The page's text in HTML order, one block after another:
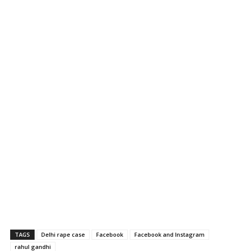
TAGS Delhi rape case Facebook
Facebook and Instagram
rahul gandhi